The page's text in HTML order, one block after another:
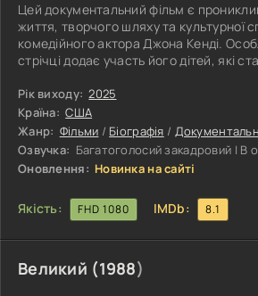
Цей документальний фільм є
життя, творчого шляху та культурної
комедійного актора Джона Кенді.
стрічці додає участь його дітей, які
спогадами та емоційним теплом.
вибудовується на унікальних архівних
рідкісних кадрах, домашніх
інтерв’ю з рідними, близькими друзями
актора, що дозволяє глядачеві
Рік виходу: 2025
Країна: США
Жанр: Фільми / Біографія /
Озвучка: Багатоголосий закадровий | В
Оновлення: Новинка на сайті
Якість: FHD 1080 IMDb: 8.1
Великий (1988)